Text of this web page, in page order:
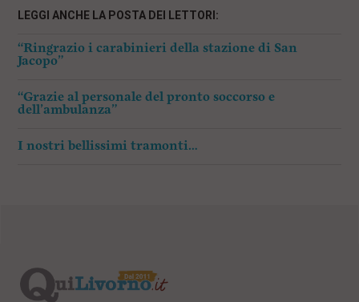
LEGGI ANCHE LA POSTA DEI LETTORI:
“Ringrazio i carabinieri della stazione di San
Jacopo”
“Grazie al personale del pronto soccorso e
dell’ambulanza”
I nostri bellissimi tramonti…